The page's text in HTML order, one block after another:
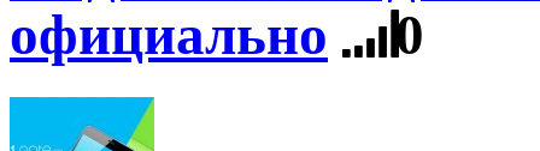
официально
0